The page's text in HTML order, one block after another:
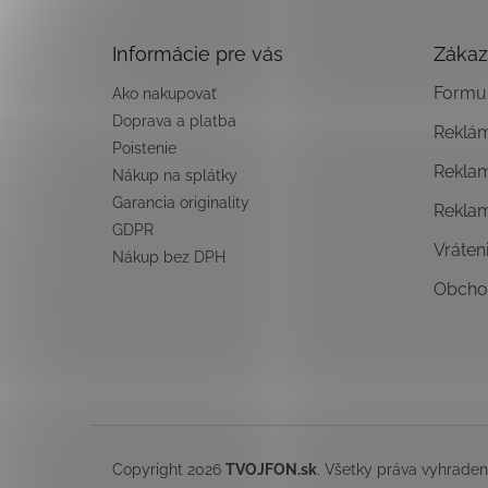
Informácie pre vás
Ako nakupovať
Doprava a platba
Poistenie
Nákup na splátky
Garancia originality
GDPR
Nákup bez DPH
Copyright 2026 TVOJFON.sk. Všetky práva